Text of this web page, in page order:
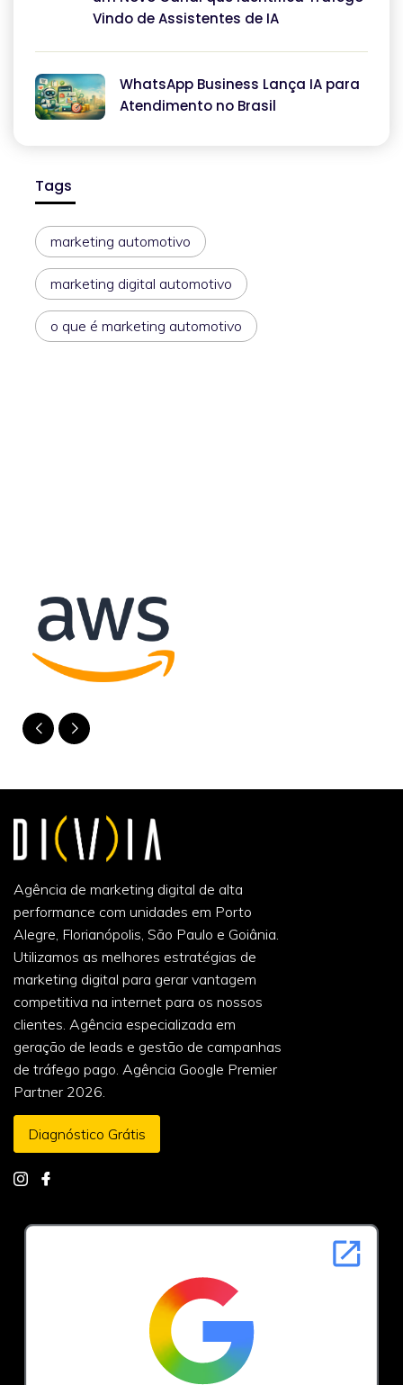
Vindo de Assistentes de IA
WhatsApp Business Lança IA para
Atendimento no Brasil
Tags
marketing automotivo
marketing digital automotivo
o que é marketing automotivo
Agência de marketing digital de alta
performance com unidades em Porto
Alegre, Florianópolis, São Paulo e Goiânia.
Utilizamos as melhores estratégias de
marketing digital para gerar vantagem
competitiva na internet para os nossos
clientes. Agência especializada em
geração de leads e gestão de campanhas
de tráfego pago. Agência Google Premier
Partner 2026.
Diagnóstico Grátis